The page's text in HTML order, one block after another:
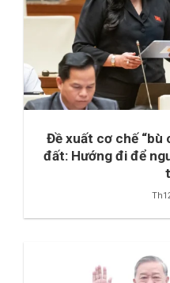
Đề xuất cơ chế “bù
đất: Hướng đi để